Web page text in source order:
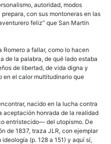
autoridad, modos
con sus montoneras en las
feliz” que San Martín
a fallar, como lo hacen
de la palabra, de qué lado estaba
de libertad, de vida digna y
en el calor multitudinario que
nacido en la lucha contra
aceptación honrada de la realidad
entristecido— del utopismo. De
de 1837, traza JLR, con ejemplar
(p. 128 a 151) y aquí sí,